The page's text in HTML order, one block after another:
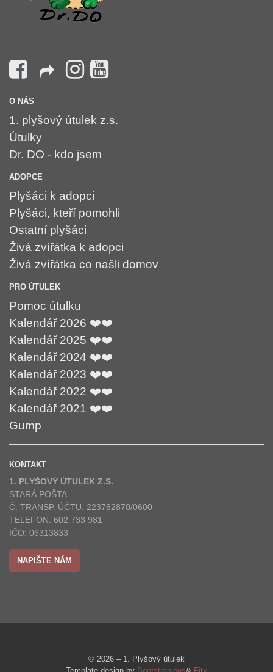
O NÁS
1. plyšový útulek z.s.
Útulky
Dr. DO - kdo jsem
ADOPCE
Plyšáci k adopci
Plyšáci, kteří pomohli
Ostatní plyšáci
Živá zvířátka k adopci
Živá zvířátka co našli domov
PRO ÚTULEK
Pomoc útulku
Kalendář 2026 ❤️❤️
Kalendář 2025 ❤️❤️
Kalendář 2024 ❤️❤️
Kalendář 2023 ❤️❤️
Kalendář 2022 ❤️❤️
Kalendář 2021 ❤️❤️
Gump
KONTAKT
1. PLYŠOVÝ ÚTULEK Z.S.
STARÁ POŠTA
Č. TRANSP. ÚČTU: 223762870/0600
TELEFON: 602 733 981
IČO: 06313833
NAPIŠTE NÁM
© 2026 – 1. Plyšový útulek